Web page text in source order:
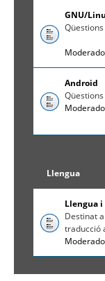
GNU/
Android
Llengua
Llengua
Destinat
traducció